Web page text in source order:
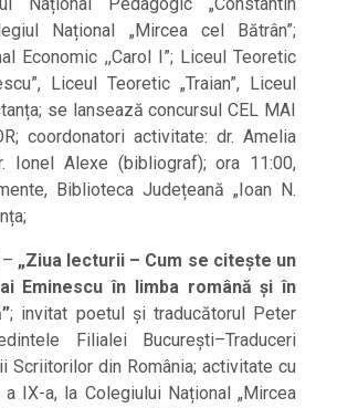
Național Pedagogic „Constantin
Național „Mircea cel Bătrân”;
Economic ,,Carol I”; Liceul Teoretic
Liceul Teoretic „Traian”, Liceul
se lansează concursul CEL MAI
coordonatori activitate: dr. Amelia
Ionel Alexe (bibliograf); ora 11:00,
Biblioteca Județeană „Ioan N.
– „Ziua lecturii – Cum se citește un
Eminescu în limba română și în
; invitat poetul și traducătorul Peter
Filialei București–Traduceri
Scriitorilor din România; activitate cu
IX-a, la Colegiului Național „Mircea